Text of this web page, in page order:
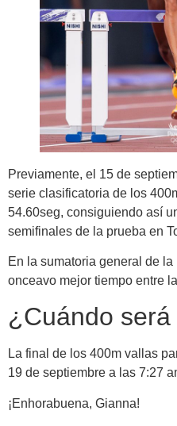
Previamente, el 15 de
serie clasificatoria de los
54.60seg, consiguiendo así
semifinales de la prueba en
En la sumatoria general de
onceavo mejor tiempo entre
¿Cuándo
La final de los 400m vallas
19 de septiembre a las 7:27
¡Enhorabuena, Gianna!